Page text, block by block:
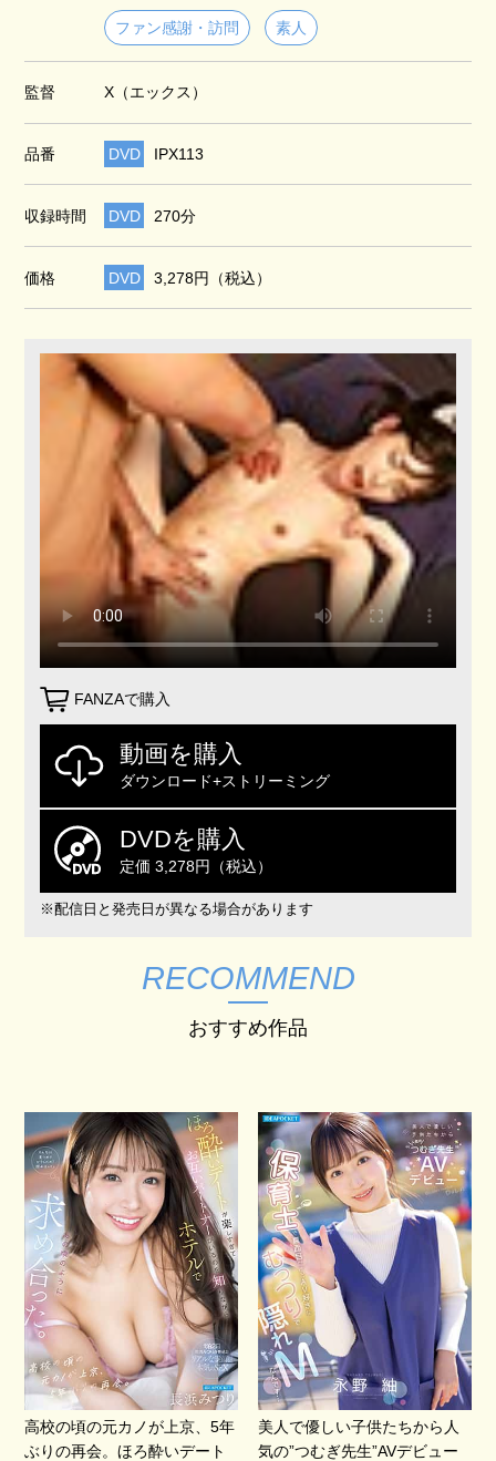
ファン感謝・訪問 素人
監督 X（エックス）
品番 DVD IPX113
収録時間 DVD 270分
価格 DVD 3,278円（税込）
FANZAで購入
動画を購入
ダウンロード+ストリーミング
DVDを購入
定価 3,278円（税込）
※配信日と発売日が異なる場合があります
RECOMMEND
おすすめ作品
高校の頃の元カノが上京、5年
ぶりの再会。ほろ酔いデート
美人で優しい子供たちから人
気の”つむぎ先生”AVデビュー